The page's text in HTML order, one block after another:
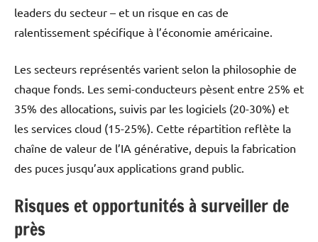
leaders du secteur – et un risque en cas de
ralentissement spécifique à l’économie américaine.
Les secteurs représentés varient selon la philosophie de
chaque fonds. Les semi-conducteurs pèsent entre 25% et
35% des allocations, suivis par les logiciels (20-30%) et
les services cloud (15-25%). Cette répartition reflète la
chaîne de valeur de l’IA générative, depuis la fabrication
des puces jusqu’aux applications grand public.
Risques et opportunités à surveiller de
près